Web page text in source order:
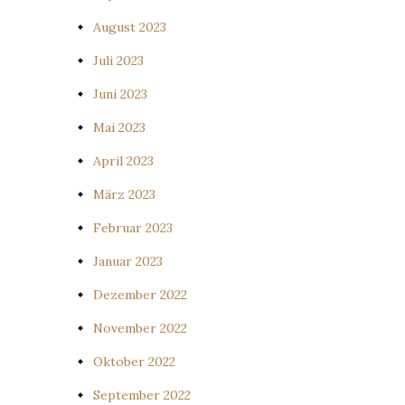
August 2023
Juli 2023
Juni 2023
Mai 2023
April 2023
März 2023
Februar 2023
Januar 2023
Dezember 2022
November 2022
Oktober 2022
September 2022